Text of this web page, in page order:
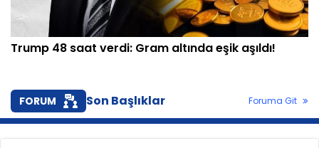
Trump 48 saat verdi: Gram altında eşik aşıldı!
FORUM Son Başlıklar Foruma Git